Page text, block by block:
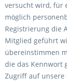
versucht wird, für
möglich
Registrierung die
Mitglied geführt
übereinstimmen
die das Kennwort
Zugriff auf unsere